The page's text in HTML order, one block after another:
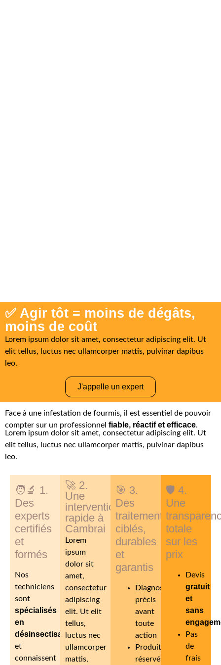
✅ Agir tôt = moins de dégâts,
moins de coût
Lorem ipsum dolor sit amet, consectetur adipiscing elit. Ut
elit tellus, luctus nec ullamcorper mattis, pulvinar dapibus
leo.
J'appelle un expert
Face à une infestation de fourmis, il est essentiel de pouvoir
compter sur un professionnel fiable, réactif et efficace.
Lorem ipsum dolor sit amet, consectetur adipiscing elit. Ut
elit tellus, luctus nec ullamcorper mattis, pulvinar dapibus
leo.
🧑‍🔬 1.
Des
experts
certifiés
et
formés
Nos
techniciens
sont
spécialisés
en
désinsectisation
et
connaissent
🚀 2.
Une
intervention
rapide à
Cambrai
Lorem
ipsum
dolor sit
amet,
consectetur
adipiscing
elit. Ut elit
tellus,
luctus nec
ullamcorper
mattis,
🎯 3.
Des
traitements
ciblés,
durables
et
garantis
Diagnostic
précis
avant
toute
action
Produits
réservés
🛡️ 4.
Une
totale
sur les
prix
Devis
gratuit
et
sans
Pas
de
frais